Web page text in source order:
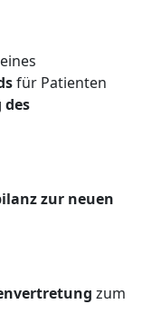
für Patienten
des
zur neuen
zum